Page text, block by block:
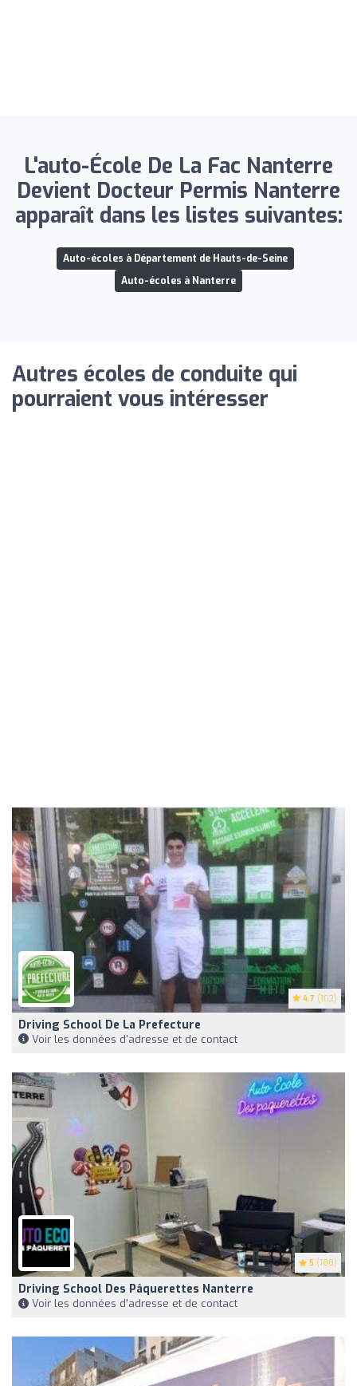
L'auto-École De La Fac Nanterre
Devient Docteur Permis Nanterre
apparaît dans les listes suivantes:
Auto-écoles à Département de Hauts-de-Seine
Auto-écoles à Nanterre
Autres écoles de conduite qui
pourraient vous intéresser
4.7 (102)
Driving School De La Prefecture
Voir les données d'adresse et de contact
5 (188)
Driving School Des Pâquerettes Nanterre
Voir les données d'adresse et de contact